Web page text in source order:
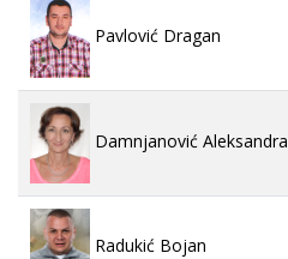
Pavlović Dragan
Damnjanović Aleksandra
Radukić Bojan